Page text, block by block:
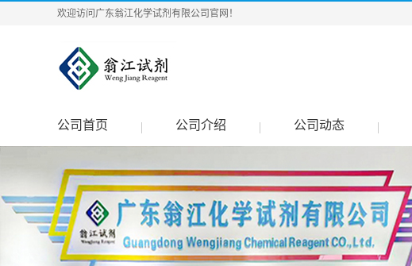
欢迎访问广东翁江化学试剂有限公司官网！
公司首页 公司介绍 公司动态